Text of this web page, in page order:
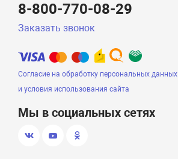
8-800-770-08-29
Заказать звонок
Согласие на обработку персональных данных
и условия использования сайта
Мы в социальных сетях